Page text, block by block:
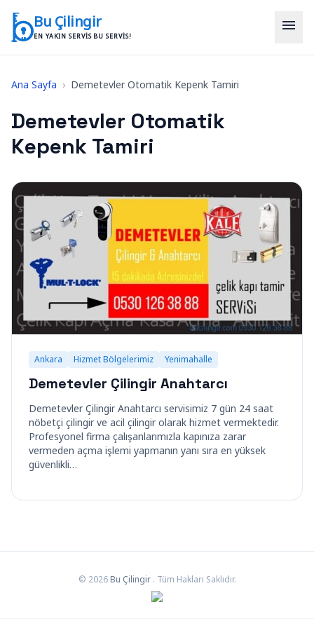
Bu Çilingir
EN YAKIN SERVIS BU SERVIS!
menu
Ana Sayfa › Demetevler Otomatik Kepenk Tamiri
Demetevler Otomatik
Kepenk Tamiri
Ankara Hizmet Bölgelerimiz Yenimahalle
Demetevler Çilingir Anahtarcı
Demetevler Çilingir Anahtarcı servisimiz 7 gün 24 saat
nöbetçi çilingir ve acil çilingir olarak hizmet vermektedir.
Profesyonel firma çalışanlarımızla kapınıza zarar
vermeden açma işlemi yapmanın yanı sıra en yüksek
güvenlikli…
© 2026 Bu Çilingir . Tüm Hakları Saklıdır.